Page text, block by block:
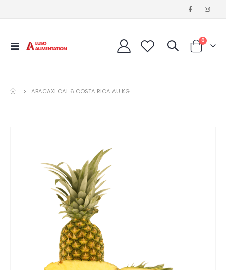
Affichage
Cart
0articles
ABACAXI CAL 6 COSTA RICA AU KG